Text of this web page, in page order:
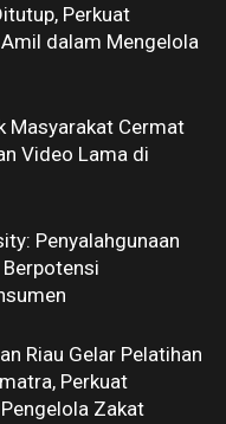
Perkuat
dalam Mengelola
Masyarakat Cermat
Video Lama di
Penyalahgunaan
Berpotensi
Riau Gelar Pelatihan
Perkuat
Zakat